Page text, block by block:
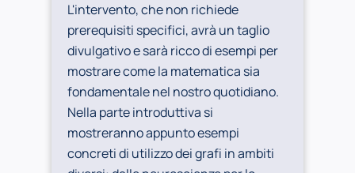
L'intervento, che non richiede
prerequisiti specifici, avrà un taglio
divulgativo e sarà ricco di esempi per
mostrare come la matematica sia
fondamentale nel nostro quotidiano.
Nella parte introduttiva si
mostreranno appunto esempi
concreti di utilizzo dei grafi in ambiti